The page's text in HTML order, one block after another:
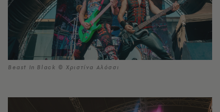
Beast In Black © Χριστίνα Αλόσσι